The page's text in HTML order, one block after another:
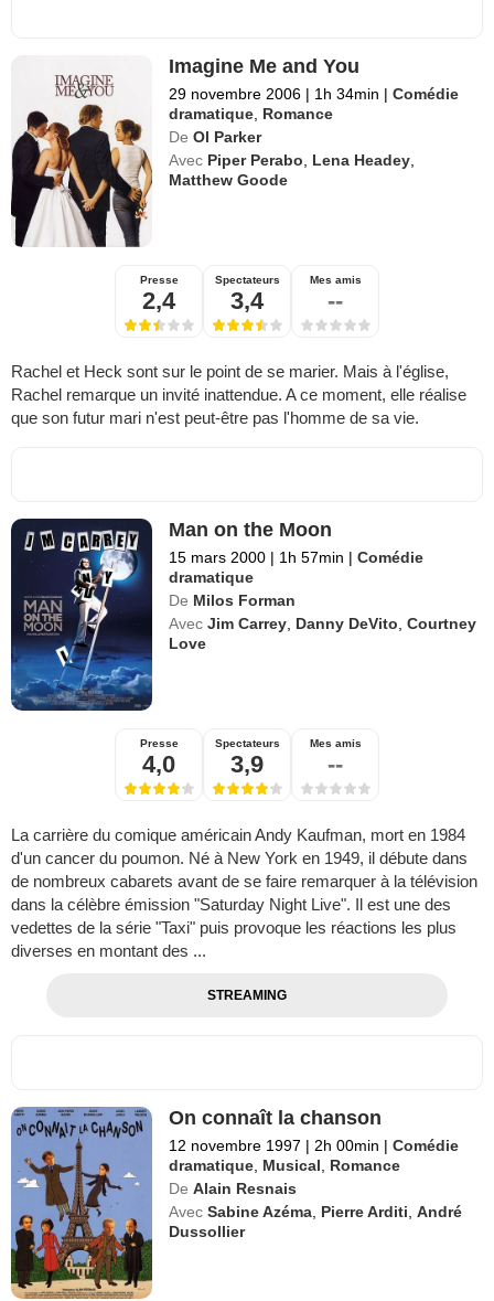
Imagine Me and You
29 novembre 2006 | 1h 34min | Comédie
dramatique, Romance
De Ol Parker
Avec Piper Perabo, Lena Headey,
Matthew Goode
Presse
2,4
Spectateurs
3,4
Mes amis
--
Rachel et Heck sont sur le point de se marier. Mais à l'église,
Rachel remarque un invité inattendue. A ce moment, elle réalise
que son futur mari n'est peut-être pas l'homme de sa vie.
Man on the Moon
15 mars 2000 | 1h 57min | Comédie
dramatique
De Milos Forman
Avec Jim Carrey Danny DeVito ,Courtney
Love
Presse
4,0
Spectateurs
3,9
Mes amis
--
La carrière du comique américain Andy Kaufman, mort en 1984
d'un cancer du poumon. Né à New York en 1949, il débute dans
de nombreux cabarets avant de se faire remarquer à la télévision
dans la célèbre émission "Saturday Night Live". Il est une des
vedettes de la série "Taxi" puis provoque les réactions les plus
diverses en montant des ...
STREAMING
On connaît la chanson
12 novembre 1997 | 2h 00min | Comédie
dramatique Musical
Romance
De Alain Resnais
Avec Sabine Azéma Pierre Arditi ,André
Dussollier